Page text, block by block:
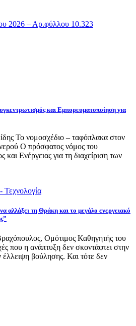
2026 – Αρ.φύλλου 10.323
και Εμπορευματοποίηση για
Το νομοσχέδιο – ταφόπλακα στον
Ο πρόσφατος νόμος του
Ενέργειας για τη διαχείριση των
Τεχνολογία
αλλάξει τη Θράκη και το μεγάλο ενεργειακό
Ομότιμος Καθηγητής του
η ανάπτυξη δεν σκοντάφτει στην
βούλησης. Και τότε δεν